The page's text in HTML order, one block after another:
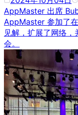
AppMaster 出席
AppMaster 参加了
见解，扩展了网络
会。